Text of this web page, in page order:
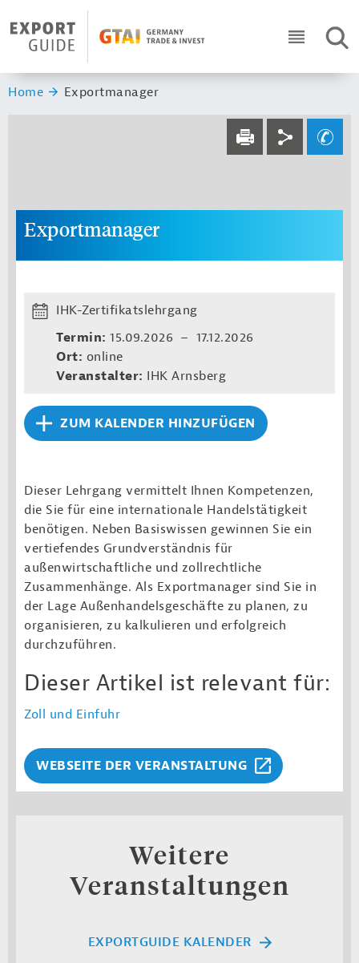
Header Logo
ICON
Sie sind hier:
Home Exportmanager
Service navi
DRUCKEN
Social navi
Ihre Frage an
Exportmanager
IHK-Zertifikatslehrgang
Termin: 15.09.2026 – 17.12.2026
Ort: online
Veranstalter: IHK Arnsberg
ZUM KALENDER HINZUFÜGEN
Dieser Lehrgang vermittelt Ihnen Kompetenzen,
die Sie für eine internationale Handelstätigkeit
benötigen. Neben Basiswissen gewinnen Sie ein
vertiefendes Grundverständnis für
außenwirtschaftliche und zollrechtliche
Zusammenhänge. Als Exportmanager sind Sie in
der Lage Außenhandelsgeschäfte zu planen, zu
organisieren, zu kalkulieren und erfolgreich
durchzuführen.
Dieser Artikel ist relevant für:
Zoll und Einfuhr
WEBSEITE DER VERANSTALTUNG
Weitere
Veranstaltungen
EXPORTGUIDE KALENDER